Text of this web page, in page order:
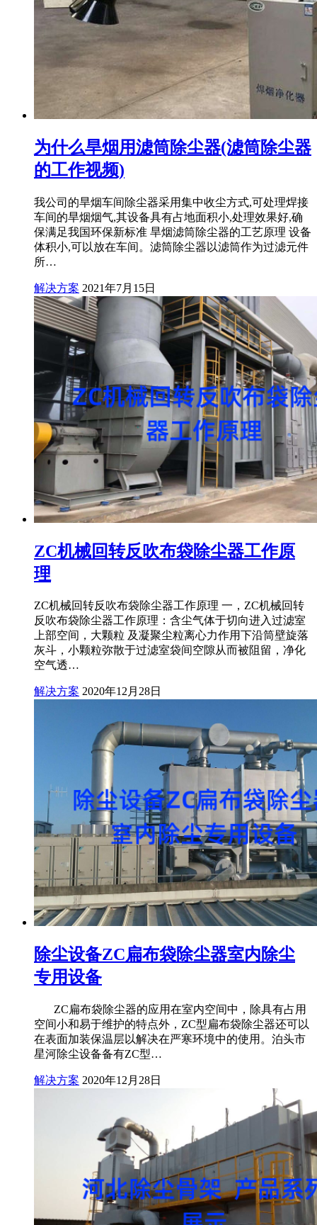
为什么旱烟用滤筒除尘器(滤筒除尘器
的工作视频)
我公司的旱烟车间除尘器采用集中收尘方式,可处理焊接
车间的旱烟烟气,其设备具有占地面积小,处理效果好,确
保满足我国环保新标准 旱烟滤筒除尘器的工艺原理 设备
体积小,可以放在车间。滤筒除尘器以滤筒作为过滤元件
所…
解决方案 2021年7月15日
ZC机械回转反吹布袋除尘器工作原
理
ZC机械回转反吹布袋除尘器工作原理 一，ZC机械回转
反吹布袋除尘器工作原理：含尘气体于切向进入过滤室
上部空间，大颗粒 及凝聚尘粒离心力作用下沿筒壁旋落
灰斗，小颗粒弥散于过滤室袋间空隙从而被阻留，净化
空气透…
解决方案 2020年12月28日
除尘设备ZC扁布袋除尘器室内除尘
专用设备
ZC扁布袋除尘器的应用在室内空间中，除具有占用
空间小和易于维护的特点外，ZC型扁布袋除尘器还可以
在表面加装保温层以解决在严寒环境中的使用。泊头市
星河除尘设备备有ZC型…
解决方案 2020年12月28日